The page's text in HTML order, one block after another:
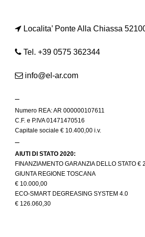
Localita’ Ponte Alla Chiassa
Tel. +39 0575 362344
info@el-ar.com
–
Numero REA: AR 000000107611
C.F. e P.IVA 01471470516
Capitale sociale € 10.400,00 i.v.
–
AIUTI DI STATO 2020:
FINANZIAMENTO GARANZIA DELLO STATO €
GIUNTA REGIONE TOSCANA
€ 10.000,00
ECO-SMART DEGREASING SYSTEM 4.0
€ 126.060,30